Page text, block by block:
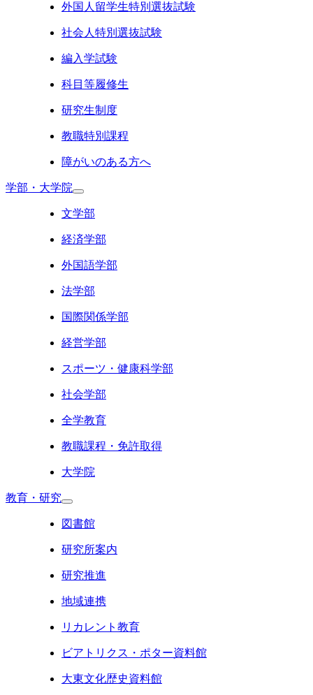
外国人留学生特別選抜試験
社会人特別選抜試験
編入学試験
科目等履修生
研究生制度
教職特別課程
障がいのある方へ
学部・大学院
文学部
経済学部
外国語学部
法学部
国際関係学部
経営学部
スポーツ・健康科学部
社会学部
全学教育
教職課程・免許取得
大学院
教育・研究
図書館
研究所案内
研究推進
地域連携
リカレント教育
ビアトリクス・ポター資料館
大東文化歴史資料館